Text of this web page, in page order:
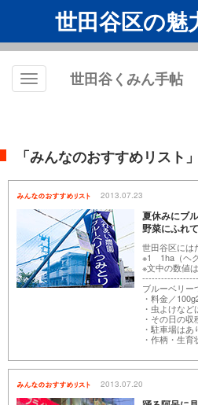
世田谷区の魅
Toggle
世田谷くみん手帖
「みんなのおすすめリスト
2013.07.23
夏休みにブ
野菜にふれ
※1 1ha（ヘ
※文中の数値は区発
ブルーベリー
・料金／
・虫よけなど
・その日の収
・駐車場はあ
・作柄・生育状況により、収穫量・
2013.07.20